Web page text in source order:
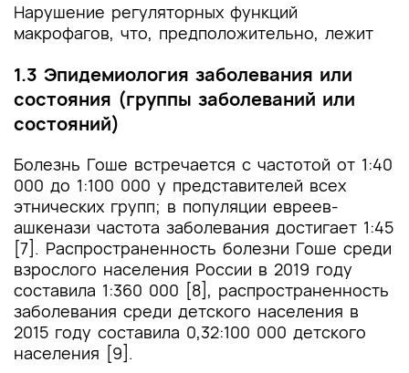
Нарушение регуляторных функций
макрофагов, что, предположительно, лежит
1.3 Эпидемиология заболевания или
состояния (группы заболеваний или
состояний)
Болезнь Гоше встречается с частотой от 1:40
000 до 1:100 000 у представителей всех
этнических групп; в популяции евреев-
ашкенази частота заболевания достигает 1:45
[7]. Распространенность болезни Гоше среди
взрослого населения России в 2019 году
составила 1:360 000 [8], распространенность
заболевания среди детского населения в
2015 году составила 0,32:100 000 детского
населения [9].